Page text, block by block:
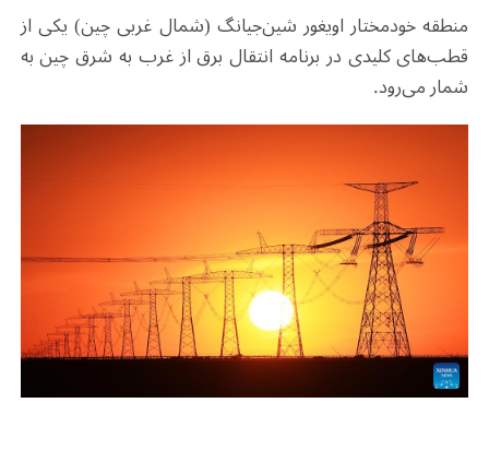
منطقه خودمختار اویغور شین‌جیانگ (شمال غربی چین) یکی از
قطب‌های کلیدی در برنامه انتقال برق از غرب به شرق چین به
شمار می‌رود.